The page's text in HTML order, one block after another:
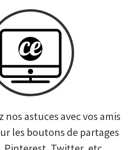
nos astuces avec vos amis
les boutons de partages